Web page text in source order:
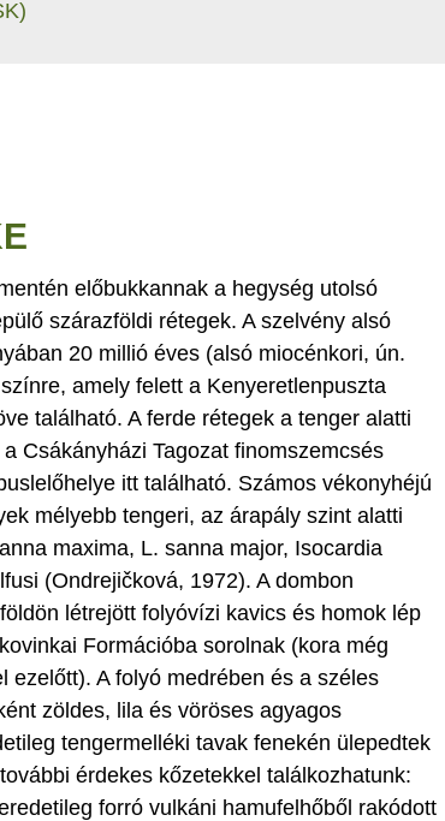
előbukkannak a hegység utolsó
szárazföldi rétegek. A szelvény alsó
20 millió éves (alsó miocénkori, ún.
amely felett a Kenyeretlenpuszta
található. A ferde rétegek a tenger alatti
Csákányházi Tagozat finomszemcsés
itt található. Számos vékonyhéjú
mélyebb tengeri, az árapály szint alatti
maxima, L. sanna major, Isocardia
(Ondrejičková, 1972). A dombon
létrejött folyóvízi kavics és homok lép
Formációba sorolnak (kora még
ezelőtt). A folyó medrében és a széles
zöldes, lila és vöröses agyagos
tengermelléki tavak fenekén ülepedtek
érdekes kőzetekkel találkozhatunk:
forró vulkáni hamufelhőből rakódott